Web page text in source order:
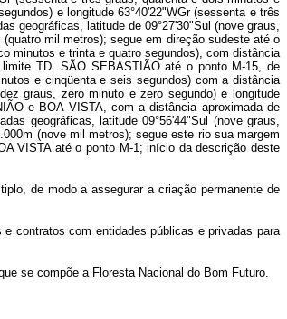
e longitude 63°40'22"WGr (sessenta e três
geográficas, latitude de 09°27'30"Sul (nove graus,
mil metros); segue em direção sudeste até o
minutos e trinta e quatro segundos), com distância
TD. SÃO SEBASTIÃO até o ponto M-15, de
e cinqüenta e seis segundos) com a distância
graus, zero minuto e zero segundo) e longitude
e BOA VISTA, com a distância aproximada de
geográficas, latitude 09°56'44"Sul (nove graus,
(nove mil metros); segue este rio sua margem
VISTA até o ponto M-1; início da descrição deste
de modo a assegurar a criação permanente de
contratos com entidades públicas e privadas para
se compõe a Floresta Nacional do Bom Futuro.